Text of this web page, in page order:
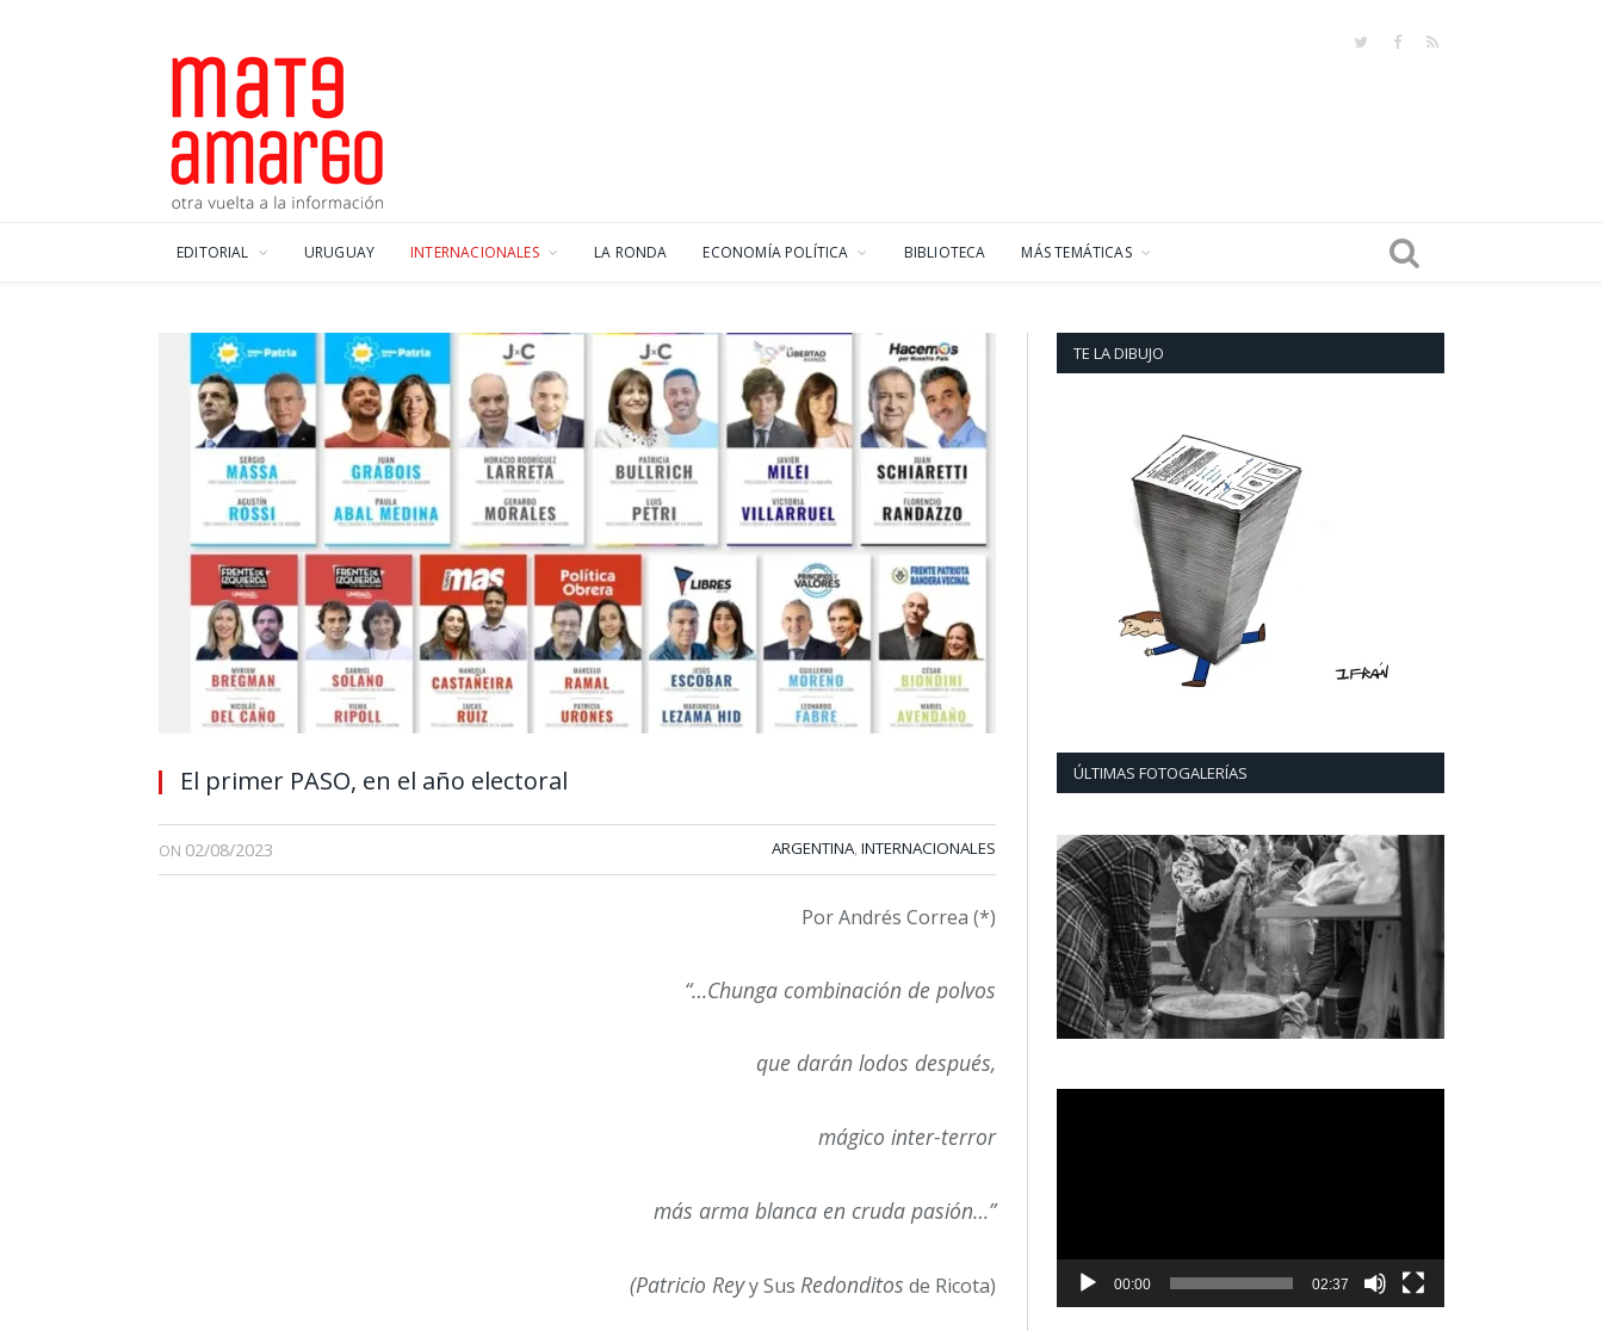
TwitterFacebook
RSS
EDITORIAL URUGUAY INTERNACIONALES LA RONDA ECONOMÍA POLÍTICA BIBLIOTECA MÁS TEMÁTICAS
El primer PASO, en el año electoral
ON 02/08/2023 ARGENTINA, INTERNACIONALES
Por Andrés Correa (*)
“…Chunga combinación de polvos
que darán lodos después,
mágico inter-terror
más arma blanca en cruda pasión…”
(Patricio Reyy Sus Redonditos de Ricota)
TE LA DIBUJO
ÚLTIMAS FOTOGALERÍAS
00:00 02:37